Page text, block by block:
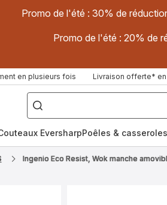
Promo de l'été : 30% de
Promo de l'été : 20% de
en plusieurs fois Livraison offerte* en
["Poêles
inox,
Cake
Factory,
EversharpPoêles & casseroles
Ingenio Eco Resist, Wok manche